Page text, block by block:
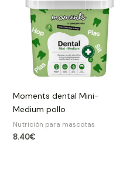
Moments dental Mini-
Medium pollo
Nutrición para mascotas
8.40€